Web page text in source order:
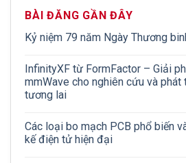
BÀI ĐĂNG GẦN ĐÂY
Kỷ niệm 79 năm Ngày Thương
InfinityXF từ FormFactor – Giải
mmWave cho nghiên cứu và phát
tương lai
Các loại bo mạch PCB phổ biến
kế điện tử hiện đại